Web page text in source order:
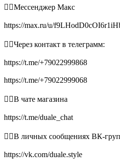
👉🏻Мессенджер Макс
https://max.ru/u/
👉🏻Через контакт в телеграмм:
https://t.me/+79022999868
https://t.me/+79022999068
👉🏻В чате магазина
https://t.me/duale_chat
👉🏻В личных сообщениях ВК-
https://vk.com/duale.style